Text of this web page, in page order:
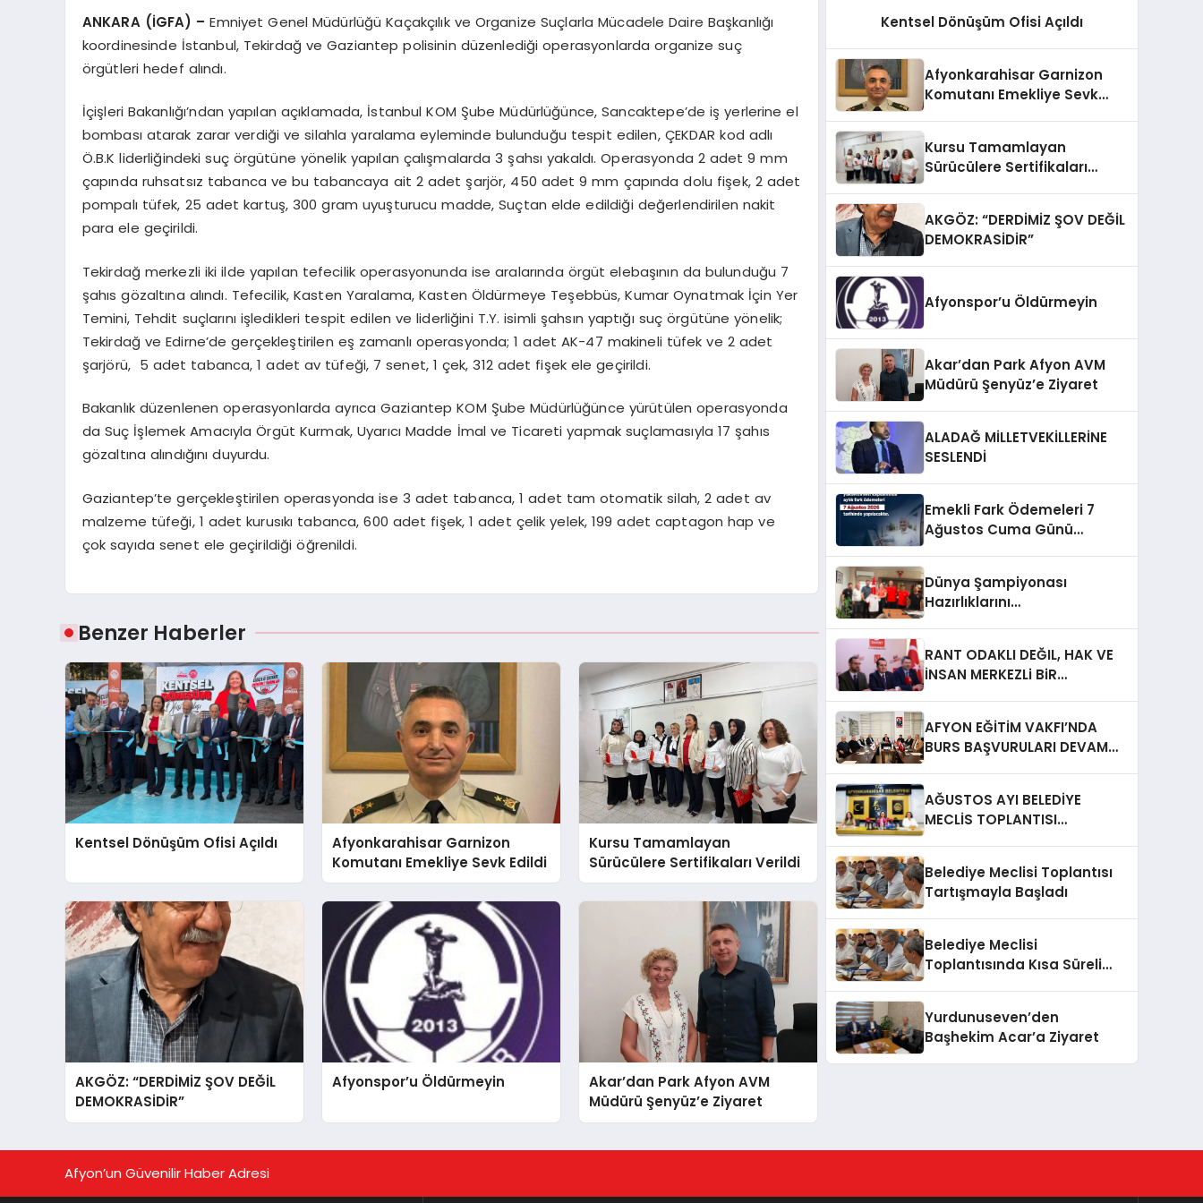
ANKARA (İGFA) –Emniyet Genel Müdürlüğü Kaçakçılık ve Organize Suçlarla Mücadele Daire Başkanlığı
koordinesinde İstanbul, Tekirdağ ve Gaziantep polisinin düzenlediği operasyonlarda organize suç
örgütleri hedef alındı.
İçişleri Bakanlığı’ndan yapılan açıklamada, İstanbul KOM Şube Müdürlüğünce, Sancaktepe’de iş yerlerine el
bombası atarak zarar verdiği ve silahla yaralama eyleminde bulunduğu tespit edilen, ÇEKDAR kod adlı
Ö.B.K liderliğindeki suç örgütüne yönelik yapılan çalışmalarda 3 şahsı yakaldı. Operasyonda 2 adet 9 mm
çapında ruhsatsız tabanca ve bu tabancaya ait 2 adet şarjör, 450 adet 9 mm çapında dolu fişek, 2 adet
pompalı tüfek, 25 adet kartuş, 300 gram uyuşturucu madde, Suçtan elde edildiği değerlendirilen nakit
para ele geçirildi.
Tekirdağ merkezli iki ilde yapılan tefecilik operasyonunda ise aralarında örgüt elebaşının da bulunduğu 7
şahıs gözaltına alındı. Tefecilik, Kasten Yaralama, Kasten Öldürmeye Teşebbüs, Kumar Oynatmak İçin Yer
Temini, Tehdit suçlarını işledikleri tespit edilen ve liderliğini T.Y. isimli şahsın yaptığı suç örgütüne yönelik;
Tekirdağ ve Edirne’de gerçekleştirilen eş zamanlı operasyonda; 1 adet AK-47 makineli tüfek ve 2 adet
şarjörü, 5 adet tabanca, 1 adet av tüfeği, 7 senet, 1 çek, 312 adet fişek ele geçirildi.
Bakanlık düzenlenen operasyonlarda ayrıca Gaziantep KOM Şube Müdürlüğünce yürütülen operasyonda
da Suç İşlemek Amacıyla Örgüt Kurmak, Uyarıcı Madde İmal ve Ticareti yapmak suçlamasıyla 17 şahıs
gözaltına alındığını duyurdu.
Gaziantep’te gerçekleştirilen operasyonda ise 3 adet tabanca, 1 adet tam otomatik silah, 2 adet av
malzeme tüfeği, 1 adet kurusıkı tabanca, 600 adet fişek, 1 adet çelik yelek, 199 adet captagon hap ve
çok sayıda senet ele geçirildiği öğrenildi.
Benzer Haberler
Kentsel Dönüşüm Ofisi Açıldı
Afyonkarahisar Garnizon
Komutanı Emekliye Sevk Edildi
Kursu Tamamlayan
Sürücülere Sertifikaları Verildi
AKGÖZ: “DERDİMİZ ŞOV DEĞİL
DEMOKRASİDİR”
Afyonspor’u Öldürmeyin
Akar’dan Park Afyon AVM
Müdürü Şenyüz’e Ziyaret
Kentsel Dönüşüm Ofisi Açıldı
Afyonkarahisar Garnizon
Komutanı Emekliye Sevk
Kursu Tamamlayan
Sürücülere Sertifikaları
AKGÖZ: “DERDİMİZ ŞOV DEĞİL
DEMOKRASİDİR”
Afyonspor’u Öldürmeyin
Akar’dan Park Afyon AVM
Müdürü Şenyüz’e Ziyaret
ALADAĞ MİLLETVEKİLLERİNE
SESLENDİ
Emekli Fark Ödemeleri 7
Ağustos Cuma Günü
Dünya Şampiyonası
Hazırlıklarını
RANT ODAKLI DEĞIL, HAK VE
İNSAN MERKEZLi BiR
YANINDAYIZ!
AFYON EĞİTİM VAKFI’NDA
BURS BAŞVURULARI DEVAM
AĞUSTOS AYI BELEDİYE
MECLİS TOPLANTISI
Belediye Meclisi Toplantısı
Tartışmayla Başladı
Belediye Meclisi
Toplantısında Kısa Süreli
Yurdunuseven’den
Başhekim Acar’a Ziyaret
Afyon’un Güvenilir Haber Adresi